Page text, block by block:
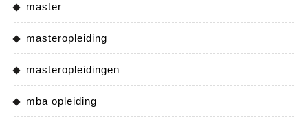
master
masteropleiding
masteropleidingen
mba opleiding